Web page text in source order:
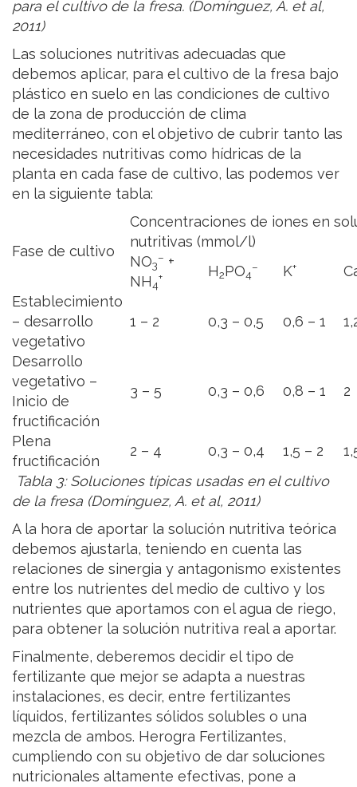
para el cultivo de la fresa. (Domínguez, A. et al,
2011)
Las soluciones nutritivas adecuadas que
debemos aplicar, para el cultivo de la fresa bajo
plástico en suelo en las condiciones de cultivo
de la zona de producción de clima
mediterráneo, con el objetivo de cubrir tanto las
necesidades nutritivas como hídricas de la
planta en cada fase de cultivo, las podemos ver
en la siguiente tabla:
Fase de cultivo
Concentraciones de iones en
nutritivas (mmol/l)
NO3
– +
NH4
+ H2PO4
– K+
Establecimiento
– desarrollo
vegetativo
1 – 2 0,3 – 0,5 0,6 – 1
Desarrollo
vegetativo –
Inicio de
fructificación
3 – 5 0,3 – 0,6 0,8 – 1 2
Plena
fructificación
2 – 4 0,3 – 0,4 1,5 – 2
Tabla 3: Soluciones típicas usadas en el cultivo
de la fresa (Domínguez, A. et al, 2011)
A la hora de aportar la solución nutritiva teórica
debemos ajustarla, teniendo en cuenta las
relaciones de sinergia y antagonismo existentes
entre los nutrientes del medio de cultivo y los
nutrientes que aportamos con el agua de riego,
para obtener la solución nutritiva real a aportar.
Finalmente, deberemos decidir el tipo de
fertilizante que mejor se adapta a nuestras
instalaciones, es decir, entre fertilizantes
líquidos, fertilizantes sólidos solubles o una
mezcla de ambos. Herogra Fertilizantes,
cumpliendo con su objetivo de dar soluciones
nutricionales altamente efectivas, pone a